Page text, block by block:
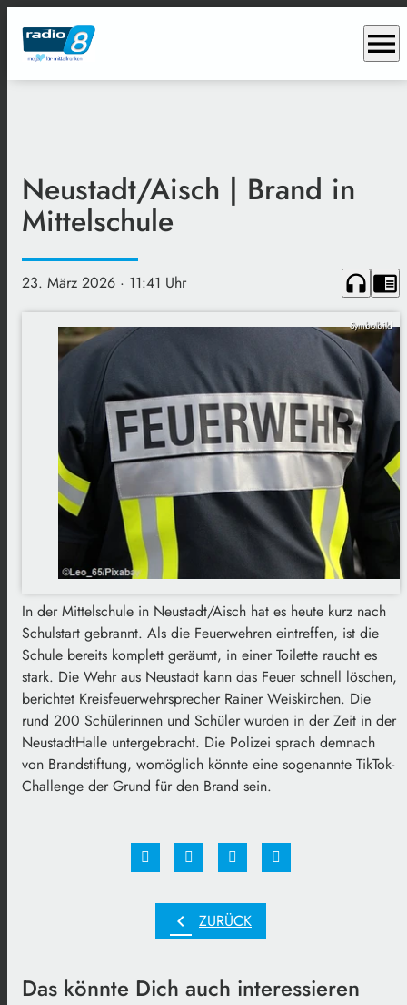
menu
Neustadt/Aisch | Brand in
Mittelschule
23. März 2026 · 11:41 Uhr headphones chrome_reader_mode
Symbolbild
In der Mittelschule in Neustadt/Aisch hat es heute kurz nach
Schulstart gebrannt. Als die Feuerwehren eintreffen, ist die
Schule bereits komplett geräumt, in einer Toilette raucht es
stark. Die Wehr aus Neustadt kann das Feuer schnell löschen,
berichtet Kreisfeuerwehrsprecher Rainer Weiskirchen. Die
rund 200 Schülerinnen und Schüler wurden in der Zeit in der
NeustadtHalle untergebracht. Die Polizei sprach demnach
von Brandstiftung, womöglich könnte eine sogenannte TikTok-
Challenge der Grund für den Brand sein.
chevron_left ZURÜCK
Das könnte Dich auch interessieren